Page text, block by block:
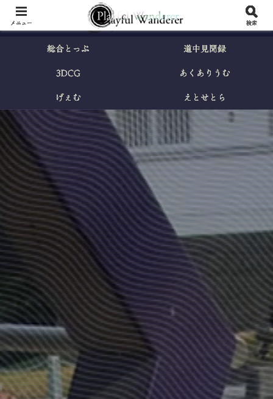
総合とっぷ 道中見聞録
3DCG あくありうむ
げぇむ えとせとら
メニュー 検索